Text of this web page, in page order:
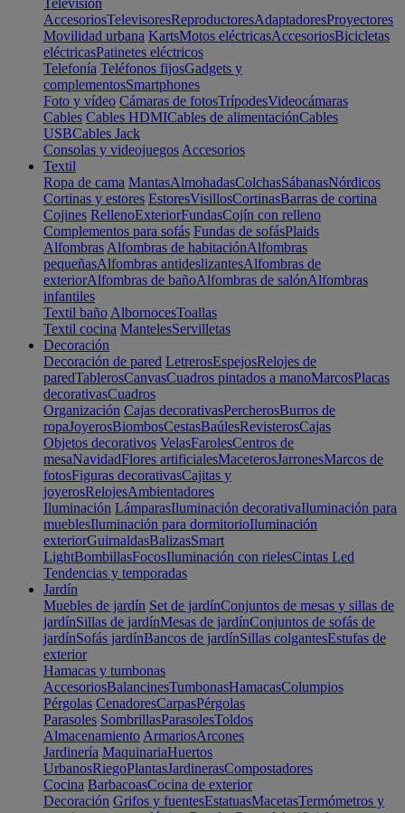
Televisión
AccesoriosTelevisoresReproductoresAdaptadoresProyectores
Movilidad urbana KartsMotos eléctricasAccesoriosBicicletas
eléctricasPatinetes eléctricos
Telefonía Teléfonos fijosGadgets y
complementosSmartphones
Foto y vídeo Cámaras de fotosTrípodesVideocámaras
Cables Cables HDMICables de alimentaciónCables
USBCables Jack
Consolas y videojuegos Accesorios
Textil
Ropa de cama MantasAlmohadasColchasSábanasNórdicos
Cortinas y estores EstoresVisillosCortinasBarras de cortina
Cojines RellenoExteriorFundasCojín con relleno
Complementos para sofás Fundas de sofásPlaids
Alfombras Alfombras de habitaciónAlfombras
pequeñasAlfombras antideslizantesAlfombras de
exteriorAlfombras de bañoAlfombras de salónAlfombras
infantiles
Textil baño AlbornocesToallas
Textil cocina MantelesServilletas
Decoración
Decoración de pared LetrerosEspejosRelojes de
paredTablerosCanvasCuadros pintados a manoMarcosPlacas
decorativasCuadros
Organización Cajas decorativasPercherosBurros de
ropaJoyerosBiombosCestasBaúlesRevisterosCajas
Objetos decorativos VelasFarolesCentros de
mesaNavidadFlores artificialesMaceterosJarronesMarcos de
fotosFiguras decorativasCajitas y
joyerosRelojesAmbientadores
Iluminación LámparasIluminación decorativaIluminación para
mueblesIluminación para dormitorioIluminación
exteriorGuirnaldasBalizasSmart
LightBombillasFocosIluminación con rielesCintas Led
Tendencias y temporadas
Jardín
Muebles de jardín Set de jardínConjuntos de mesas y sillas de
jardínSillas de jardínMesas de jardínConjuntos de sofás de
jardínSofás jardínBancos de jardínSillas colgantesEstufas de
exterior
Hamacas y tumbonas
AccesoriosBalancinesTumbonasHamacasColumpios
Pérgolas CenadoresCarpasPérgolas
Parasoles SombrillasParasolesToldos
Almacenamiento ArmariosArcones
Jardinería MaquinariaHuertos
UrbanosRiegoPlantasJardinerasCompostadores
Cocina BarbacoasCocina de exterior
Decoración Grifos y fuentesEstatuasMacetasTermómetros y